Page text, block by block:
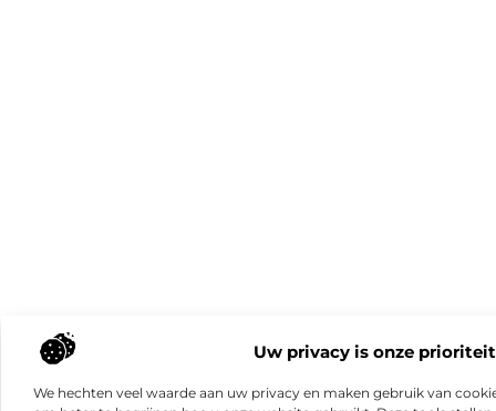
Uw privacy is onze prioriteit
We hechten veel waarde aan uw privacy en maken gebruik van